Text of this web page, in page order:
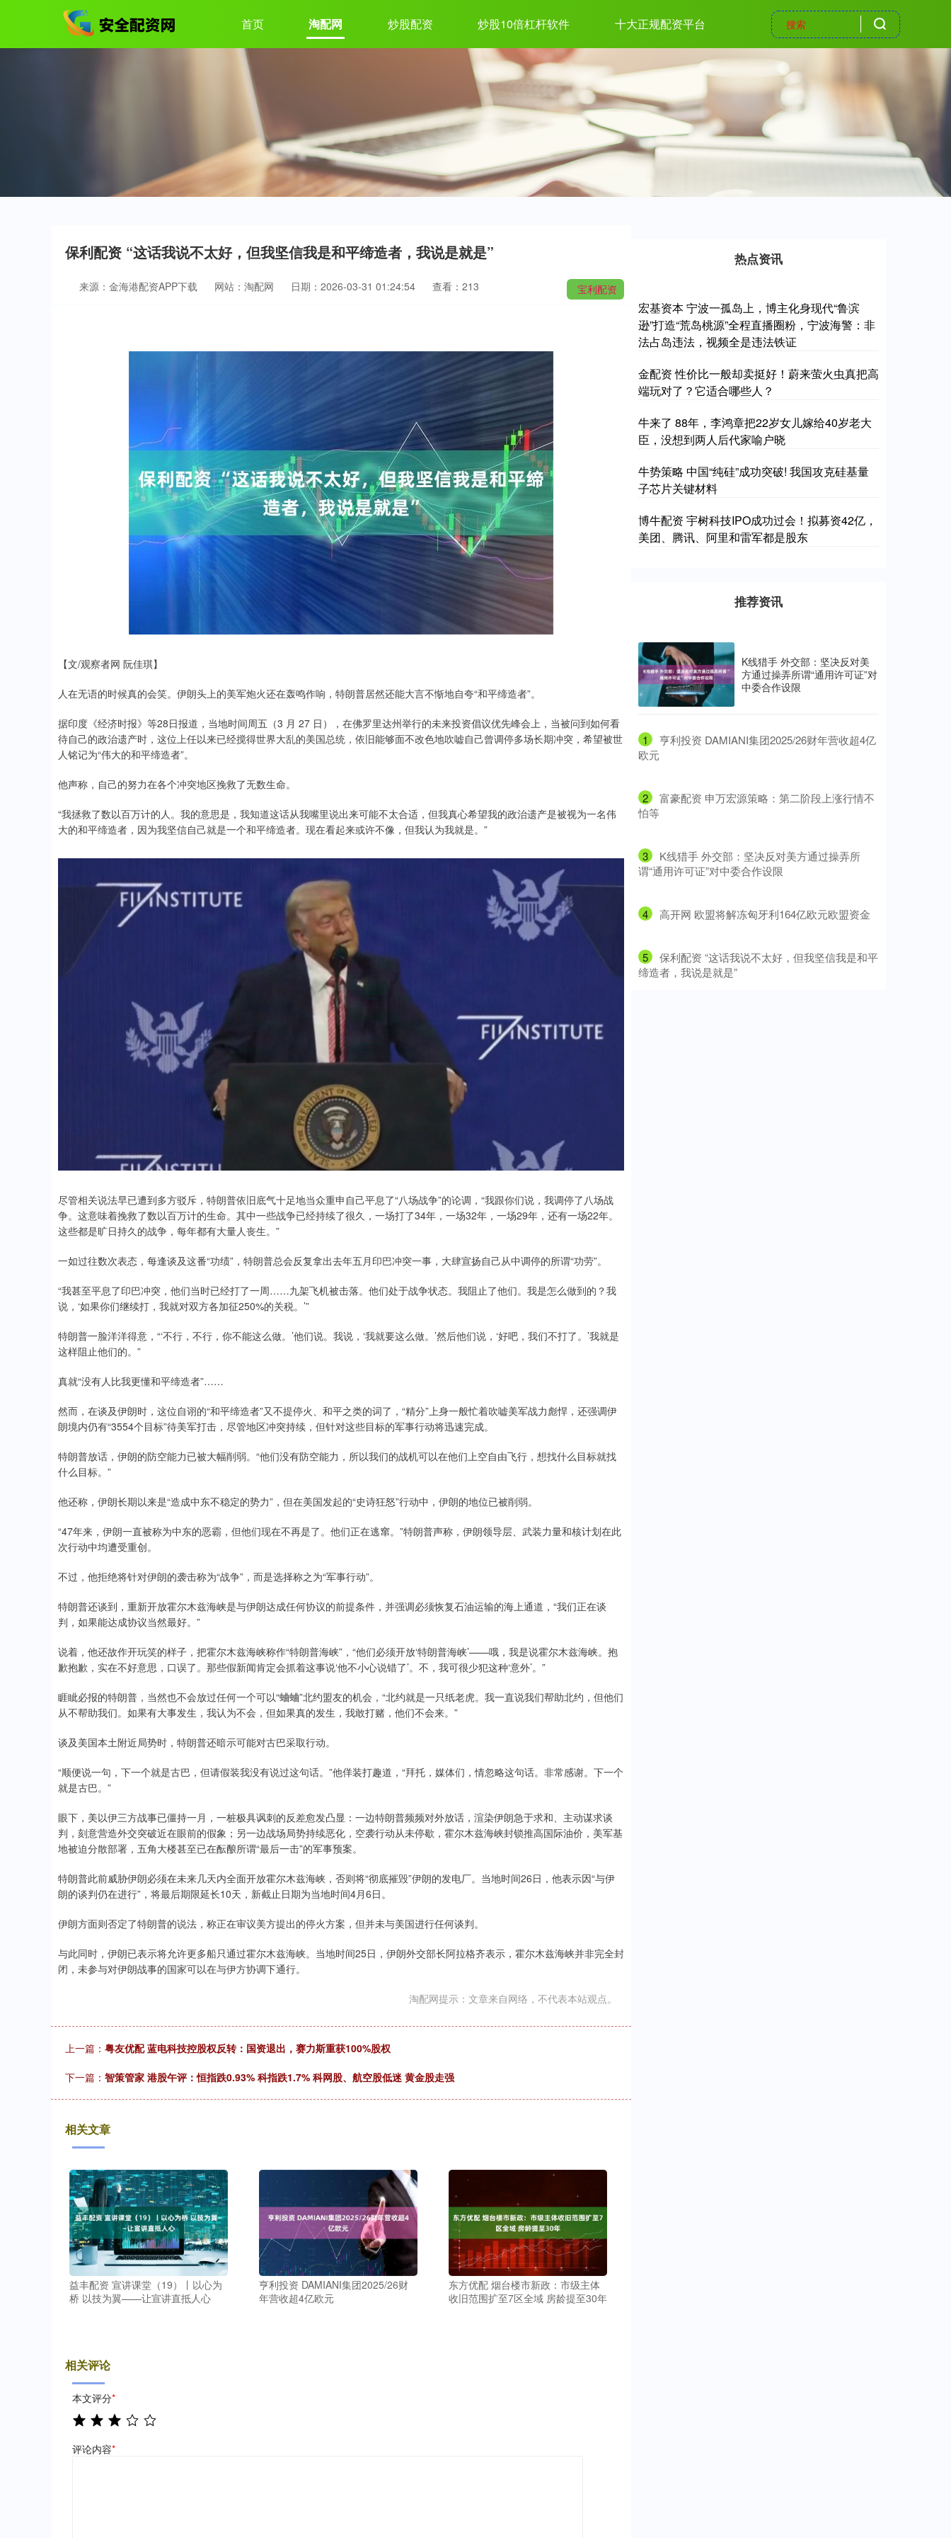
首页 淘配网 炒股配资 炒股10倍杠杆软件 十大正规配资平台
保利配资 “这话我说不太好，但我坚信我是和平缔造者，我说是就是”
宝利配资
来源：金海港配资APP下载 网站：淘配网 日期：2026-03-31 01:24:54 查看：213
【文/观察者网 阮佳琪】
人在无语的时候真的会笑。伊朗头上的美军炮火还在轰鸣作响，特朗普居然还能大言不惭地自夸“和平缔造者”。
据印度《经济时报》等28日报道，当地时间周五（3 月 27 日），在佛罗里达州举行的未来投资倡议优先峰会上，当被问到如何看
待自己的政治遗产时，这位上任以来已经搅得世界大乱的美国总统，依旧能够面不改色地吹嘘自己曾调停多场长期冲突，希望被世
人铭记为“伟大的和平缔造者”。
他声称，自己的努力在各个冲突地区挽救了无数生命。
“我拯救了数以百万计的人。我的意思是，我知道这话从我嘴里说出来可能不太合适，但我真心希望我的政治遗产是被视为一名伟
大的和平缔造者，因为我坚信自己就是一个和平缔造者。现在看起来或许不像，但我认为我就是。”
尽管相关说法早已遭到多方驳斥，特朗普依旧底气十足地当众重申自己平息了“八场战争”的论调，“我跟你们说，我调停了八场战
争。这意味着挽救了数以百万计的生命。其中一些战争已经持续了很久，一场打了34年，一场32年，一场29年，还有一场22年。
这些都是旷日持久的战争，每年都有大量人丧生。”
一如过往数次表态，每逢谈及这番“功绩”，特朗普总会反复拿出去年五月印巴冲突一事，大肆宣扬自己从中调停的所谓“功劳”。
“我甚至平息了印巴冲突，他们当时已经打了一周……九架飞机被击落。他们处于战争状态。我阻止了他们。我是怎么做到的？我
说，‘如果你们继续打，我就对双方各加征250%的关税。’”
特朗普一脸洋洋得意，“‘不行，不行，你不能这么做。’他们说。我说，‘我就要这么做。’然后他们说，‘好吧，我们不打了。’我就是
这样阻止他们的。”
真就“没有人比我更懂和平缔造者”……
然而，在谈及伊朗时，这位自诩的“和平缔造者”又不提停火、和平之类的词了，“精分”上身一般忙着吹嘘美军战力彪悍，还强调伊
朗境内仍有“3554个目标”待美军打击，尽管地区冲突持续，但针对这些目标的军事行动将迅速完成。
特朗普放话，伊朗的防空能力已被大幅削弱。“他们没有防空能力，所以我们的战机可以在他们上空自由飞行，想找什么目标就找
什么目标。”
他还称，伊朗长期以来是“造成中东不稳定的势力”，但在美国发起的“史诗狂怒”行动中，伊朗的地位已被削弱。
“47年来，伊朗一直被称为中东的恶霸，但他们现在不再是了。他们正在逃窜。”特朗普声称，伊朗领导层、武装力量和核计划在此
次行动中均遭受重创。
不过，他拒绝将针对伊朗的袭击称为“战争”，而是选择称之为“军事行动”。
特朗普还谈到，重新开放霍尔木兹海峡是与伊朗达成任何协议的前提条件，并强调必须恢复石油运输的海上通道，“我们正在谈
判，如果能达成协议当然最好。”
说着，他还故作开玩笑的样子，把霍尔木兹海峡称作“特朗普海峡”，“他们必须开放‘特朗普海峡’——哦，我是说霍尔木兹海峡。抱
歉抱歉，实在不好意思，口误了。那些假新闻肯定会抓着这事说‘他不小心说错了’。不，我可很少犯这种‘意外’。”
睚眦必报的特朗普，当然也不会放过任何一个可以“蛐蛐”北约盟友的机会，“北约就是一只纸老虎。我一直说我们帮助北约，但他们
从不帮助我们。如果有大事发生，我认为不会，但如果真的发生，我敢打赌，他们不会来。”
谈及美国本土附近局势时，特朗普还暗示可能对古巴采取行动。
“顺便说一句，下一个就是古巴，但请假装我没有说过这句话。”他佯装打趣道，“拜托，媒体们，情忽略这句话。非常感谢。下一个
就是古巴。”
眼下，美以伊三方战事已僵持一月，一桩极具讽刺的反差愈发凸显：一边特朗普频频对外放话，渲染伊朗急于求和、主动谋求谈
判，刻意营造外交突破近在眼前的假象；另一边战场局势持续恶化，空袭行动从未停歇，霍尔木兹海峡封锁推高国际油价，美军基
地被迫分散部署，五角大楼甚至已在酝酿所谓“最后一击”的军事预案。
特朗普此前威胁伊朗必须在未来几天内全面开放霍尔木兹海峡，否则将“彻底摧毁”伊朗的发电厂。当地时间26日，他表示因“与伊
朗的谈判仍在进行”，将最后期限延长10天，新截止日期为当地时间4月6日。
伊朗方面则否定了特朗普的说法，称正在审议美方提出的停火方案，但并未与美国进行任何谈判。
与此同时，伊朗已表示将允许更多船只通过霍尔木兹海峡。当地时间25日，伊朗外交部长阿拉格齐表示，霍尔木兹海峡并非完全封
闭，未参与对伊朗战事的国家可以在与伊方协调下通行。
淘配网提示：文章来自网络，不代表本站观点。
上一篇： 粤友优配 蓝电科技控股权反转：国资退出，赛力斯重获100%股权
下一篇： 智策管家 港股午评：恒指跌0.93% 科指跌1.7% 科网股、航空股低迷 黄金股走强
相关文章
益丰配资 宣讲课堂（19）丨以心为
桥 以技为翼——让宣讲直抵人心
亨利投资 DAMIANI集团2025/26财
年营收超4亿欧元
东方优配 烟台楼市新政：市级主体
收旧范围扩至7区全域 房龄提至30年
相关评论
本文评分*
评论内容*
热点资讯
宏基资本 宁波一孤岛上，博主化身现代“鲁滨
逊”打造“荒岛桃源”全程直播圈粉，宁波海警：非
法占岛违法，视频全是违法铁证
金配资 性价比一般却卖挺好！蔚来萤火虫真把高
端玩对了？它适合哪些人？
牛来了 88年，李鸿章把22岁女儿嫁给40岁老大
臣，没想到两人后代家喻户晓
牛势策略 中国“纯硅”成功突破! 我国攻克硅基量
子芯片关键材料
博牛配资 宇树科技IPO成功过会！拟募资42亿，
美团、腾讯、阿里和雷军都是股东
推荐资讯
K线猎手 外交部：坚决反对美
方通过操弄所谓“通用许可证”对
中委合作设限
1
​亨利投资 DAMIANI集团2025/26财年营收超4亿
欧元
2
​富豪配资 申万宏源策略：第二阶段上涨行情不
怕等
3
​K线猎手 外交部：坚决反对美方通过操弄所
谓“通用许可证”对中委合作设限
4 ​高开网 欧盟将解冻匈牙利164亿欧元欧盟资金
5
​保利配资 “这话我说不太好，但我坚信我是和平
缔造者，我说是就是”